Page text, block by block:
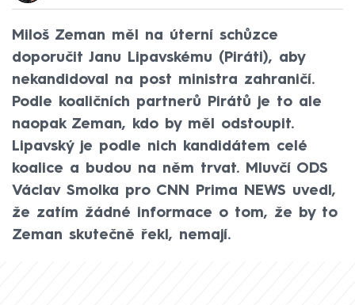
Miloš Zeman měl na úterní schůzce
doporučit Janu Lipavskému (Piráti), aby
nekandidoval na post ministra zahraničí.
Podle koaličních partnerů Pirátů je to ale
naopak Zeman, kdo by měl odstoupit.
Lipavský je podle nich kandidátem celé
koalice a budou na něm trvat. Mluvčí ODS
Václav Smolka pro CNN Prima NEWS uvedl,
že zatím žádné informace o tom, že by to
Zeman skutečně řekl, nemají.